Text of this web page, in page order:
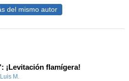
del mismo autor
¡Levitación flamígera!
Luis M.